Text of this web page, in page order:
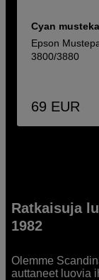
Cyan
Epson
3800/3880
69 EUR
Ratkaisuja
1982
Olemme
auttaneet luovia